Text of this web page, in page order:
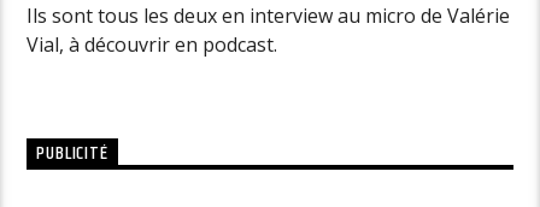
Ils sont tous les deux en interview au micro de Valérie
Vial, à découvrir en podcast.
PUBLICITÉ